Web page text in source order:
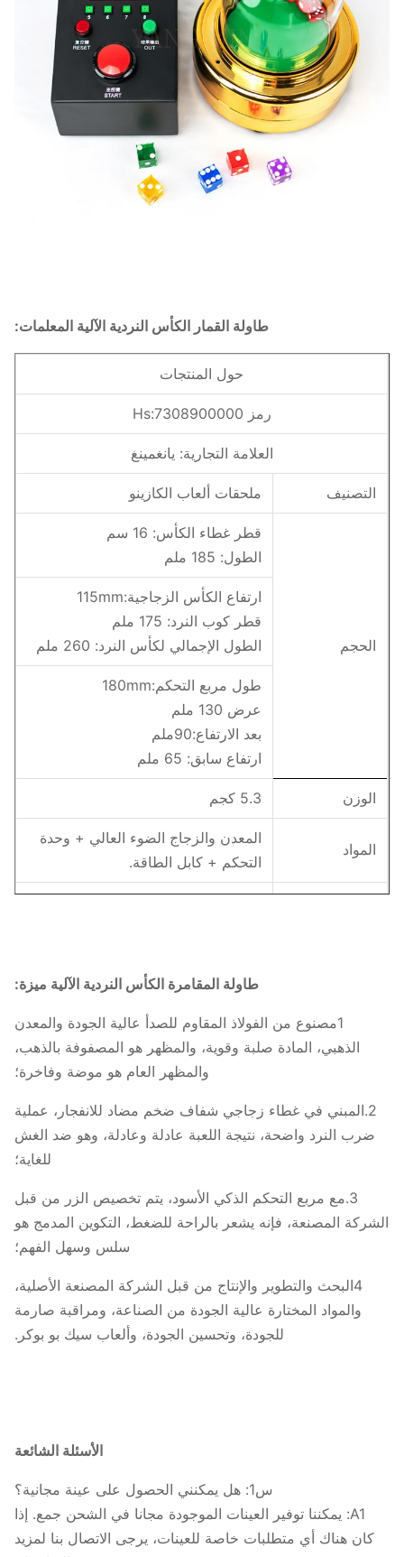
طاولة القمار الكأس النردية الآلية المعلمات:
حول المنتجات
رمز Hs:7308900000
العلامة التجارية: يانغمينغ
التصنيف ملحقات ألعاب الكازينو
الحجم
قطر غطاء الكأس: 16 سم
الطول: 185 ملم
ارتفاع الكأس الزجاجية:115mm
قطر كوب النرد: 175 ملم
الطول الإجمالي لكأس النرد: 260 ملم
طول مربع التحكم:180mm
عرض 130 ملم
بعد الارتفاع:90ملم
ارتفاع سابق: 65 ملم
الوزن 5.3 كجم
المواد
المعدن والزجاج الضوء العالي + وحدة
التحكم + كابل الطاقة.
الحزمة N.W:7.6 كجم
وقت التسليم
1مخزون في المستودع - خلال 3 أيام
عمل بعد الدفع
الدفع: التحويل المصرفي / TT /
Paypal
البحرية
طاولة المقامرة الكأس النردية الآلية ميزة:
1مصنوع من الفولاذ المقاوم للصدأ عالية الجودة والمعدن
الذهبي، المادة صلبة وقوية، والمظهر هو المصفوفة بالذهب،
والمظهر العام هو موضة وفاخرة؛
2.المبني في غطاء زجاجي شفاف ضخم مضاد للانفجار، عملية
ضرب النرد واضحة، نتيجة اللعبة عادلة وعادلة، وهو ضد الغش
للغاية؛
3.مع مربع التحكم الذكي الأسود، يتم تخصيص الزر من قبل
الشركة المصنعة، فإنه يشعر بالراحة للضغط، التكوين المدمج هو
سلس وسهل الفهم؛
4البحث والتطوير والإنتاج من قبل الشركة المصنعة الأصلية،
والمواد المختارة عالية الجودة من الصناعة، ومراقبة صارمة
للجودة، وتحسين الجودة، وألعاب سيك بو بوكر.
الأسئلة الشائعة
س1: هل يمكنني الحصول على عينة مجانية؟
A1: يمكننا توفير العينات الموجودة مجانا في الشحن جمع. إذا
كان هناك أي متطلبات خاصة للعينات، يرجى الاتصال بنا لمزيد